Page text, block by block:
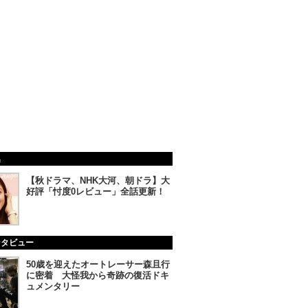
【秋ドラマ、NHK大河、朝ドラ】大
好評「忖度0レビュー」全話更新！
ビュー
50歳を迎えたオートレーサー森且行
に密着 大怪我から奇跡の復活ドキ
ュメンタリー